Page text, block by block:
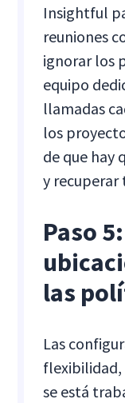
Insightful
reuniones
ignorar los
equipo
llamadas
los
de que hay
y
Paso
las
Las
flexibilidad,
se está